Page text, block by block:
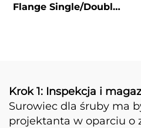
Flange Single/Double
Krok 1: Inspekcja i
Surowiec dla śruby ma
projektanta w oparciu o